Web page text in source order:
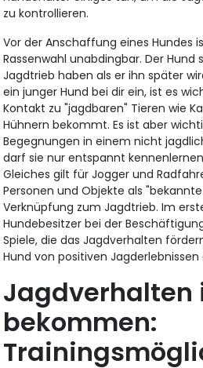
zu kontrollieren.
Vor der Anschaffung eines Hundes
Rassenwahl unabdingbar. Der Hund
Jagdtrieb haben als er ihn später
ein junger Hund bei dir ein, ist es
Kontakt zu "jagdbaren" Tieren wie
Hühnern bekommt. Es ist aber
Begegnungen in einem nicht
darf sie nur entspannt
Gleiches gilt für Jogger und
Personen und Objekte als
Verknüpfung zum Jagdtrieb. Im
Hundebesitzer bei der
Spiele, die das Jagdverhalten
Hund von positiven
Jagdverhalten
bekommen: